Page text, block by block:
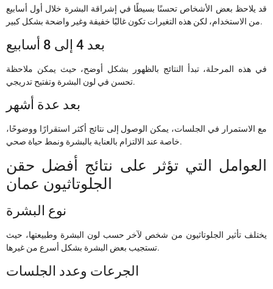
قد يلاحظ بعض الأشخاص تحسنًا بسيطًا في إشراقة البشرة خلال أول أسابيع
من الاستخدام، لكن هذه التغيرات تكون غالبًا خفيفة وغير واضحة بشكل كبير.
بعد 4 إلى 8 أسابيع
في هذه المرحلة، تبدأ النتائج بالظهور بشكل أوضح، حيث يمكن ملاحظة
تحسن في لون البشرة وتفتيح تدريجي.
بعد عدة أشهر
مع الاستمرار في الجلسات، يمكن الوصول إلى نتائج أكثر استقرارًا ووضوحًا،
خاصة عند الالتزام بالعناية بالبشرة ونمط حياة صحي.
العوامل التي تؤثر على نتائج أفضل حقن
الجلوتاثيون عمان
نوع البشرة
يختلف تأثير الجلوتاثيون من شخص لآخر حسب لون البشرة وطبيعتها، حيث
تستجيب بعض البشرة بشكل أسرع من غيرها.
الجرعات وعدد الجلسات